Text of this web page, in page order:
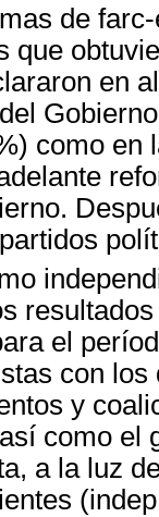
de
que
en
como en
el
con
y
como el
a la luz